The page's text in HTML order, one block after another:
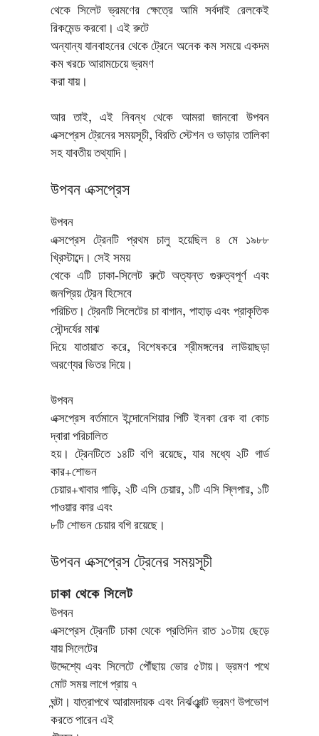
থেকে সিলেট ভ্রমণের ক্ষেত্রে আমি সর্বদাই রেলকেই
রিকমেন্ড করবো। এই রুটে
অন্যান্য যানবাহনের থেকে ট্রেনে অনেক কম সময়ে একদম
কম খরচে আরামচেয়ে ভ্রমণ
করা যায়।
আর তাই, এই নিবন্ধ থেকে আমরা জানবো উপবন
এক্সপ্রেস ট্রেনের সময়সূচী, বিরতি স্টেশন ও ভাড়ার তালিকা
সহ যাবতীয় তথ্যাদি।
উপবন এক্সপ্রেস
উপবন
এক্সপ্রেস ট্রেনটি প্রথম চালু হয়েছিল ৪ মে ১৯৮৮
খ্রিস্টাব্দে। সেই সময়
থেকে এটি ঢাকা-সিলেট রুটে অত্যন্ত গুরুত্বপূর্ণ এবং
জনপ্রিয় ট্রেন হিসেবে
পরিচিত। ট্রেনটি সিলেটের চা বাগান, পাহাড় এবং প্রাকৃতিক
সৌন্দর্যের মাঝ
দিয়ে যাতায়াত করে, বিশেষকরে শ্রীমঙ্গলের লাউয়াছড়া
অরণ্যের ভিতর দিয়ে।
উপবন
এক্সপ্রেস বর্তমানে ইন্দোনেশিয়ার পিটি ইনকা রেক বা কোচ
দ্বারা পরিচালিত
হয়। ট্রেনটিতে ১৪টি বগি রয়েছে, যার মধ্যে ২টি গার্ড
কার+শোভন
চেয়ার+খাবার গাড়ি, ২টি এসি চেয়ার, ১টি এসি স্লিপার, ১টি
পাওয়ার কার এবং
৮টি শোভন চেয়ার বগি রয়েছে।
উপবন এক্সপ্রেস ট্রেনের সময়সূচী
ঢাকা থেকে সিলেট
উপবন
এক্সপ্রেস ট্রেনটি ঢাকা থেকে প্রতিদিন রাত ১০টায় ছেড়ে
যায় সিলেটের
উদ্দেশ্যে এবং সিলেটে পৌঁছায় ভোর ৫টায়। ভ্রমণ পথে
মোট সময় লাগে প্রায় ৭
ঘন্টা। যাত্রাপথে আরামদায়ক এবং নির্ঝঞ্ঝাট ভ্রমণ উপভোগ
করতে পারেন এই